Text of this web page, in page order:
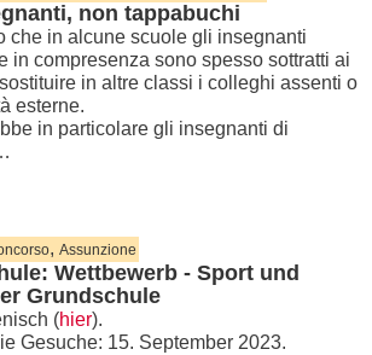
non tappabuchi
che in alcune scuole gli insegnanti
in compresenza sono spesso sottratti ai
in altre classi i colleghi assenti o
esterne.
in particolare gli insegnanti di
, Assunzione
Wettbewerb - Sport und
Grundschule
(hier).
Gesuche: 15. September 2023.